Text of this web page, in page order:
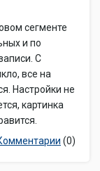
сегменте
и по
С
все на
Настройки не
картинка
(0)